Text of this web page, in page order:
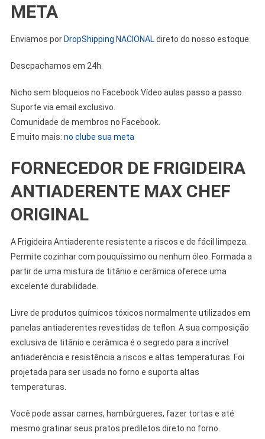
META
Enviamos por DropShipping NACIONALdireto do nosso estoque.
Descpachamos em 24h.
Nicho sem bloqueios no Facebook Vídeo aulas passo a passo.
Suporte via email exclusivo.
Comunidade de membros no Facebook.
E muito mais: no clube sua meta
FORNECEDOR DE FRIGIDEIRA
ANTIADERENTE MAX CHEF
ORIGINAL
A Frigideira Antiaderente resistente a riscos e de fácil limpeza.
Permite cozinhar com pouquíssimo ou nenhum óleo. Formada a
partir de uma mistura de titânio e cerâmica oferece uma
excelente durabilidade.
Livre de produtos químicos tóxicos normalmente utilizados em
panelas antiaderentes revestidas de teflon. A sua composição
exclusiva de titânio e cerâmica é o segredo para a incrível
antiaderência e resistência a riscos e altas temperaturas. Foi
projetada para ser usada no forno e suporta altas
temperaturas.
Você pode assar carnes, hambúrgueres, fazer tortas e até
mesmo gratinar seus pratos prediletos direto no forno.